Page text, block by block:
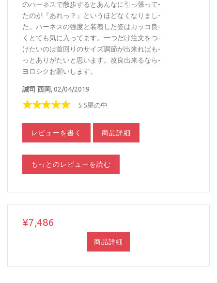
のハーネスで散歩するとあんなに引っ張って-
たのが『あれっ？』というほどなくなりまし-
た。ハーネスの強度と装着した姿はカッコ良-
くとても気に入ってます。一つだけ注文をつ-
けたいのは首回りのサイズ調節が出来ればも-
っとありがたいと思います。改良出来るなら-
ヨロシクお願いします。
誠司 西岡, 02/04/2019
5 5星の中
レビューを書く 商品詳細
もっとのレビューを読む
¥7,486
商品詳細